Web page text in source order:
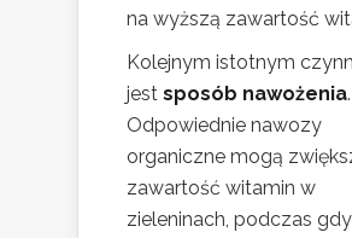
na wyższą zawartość
Kolejnym istotnym
jest sposób nawożenia.
Odpowiednie nawozy
organiczne mogą
zawartość witamin w
zieleninach, podczas gdy